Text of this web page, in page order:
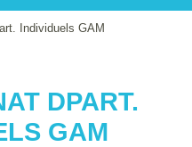
Individuels GAM
DPART.
GAM